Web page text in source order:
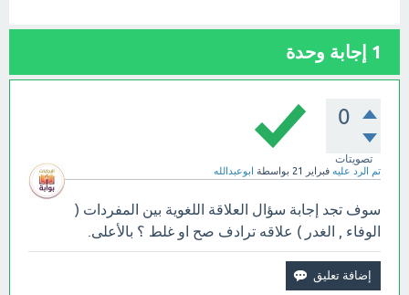
1 إجابة وحدة
0
تصويتات
تم الرد عليه فبراير 21 بواسطة ابوعبدالله
سوف تجد إجابة سؤال ‏العلاقة اللغوية ‏بين المفردات (
الوفاء , الغدر ) علاقه ترادف صح او غلط ؟ بالأعلى.